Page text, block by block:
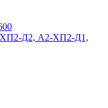
ХП2-Д2, А2-ХП2-Д1,